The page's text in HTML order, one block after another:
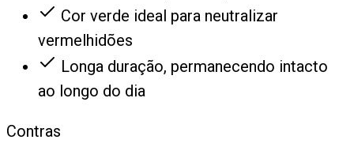
Cor verde ideal para neutralizar
vermelhidões
Longa duração, permanecendo intacto
ao longo do dia
Contras